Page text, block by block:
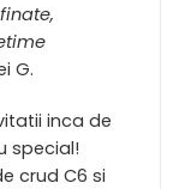
G.
inca de
special!
crud C6 si